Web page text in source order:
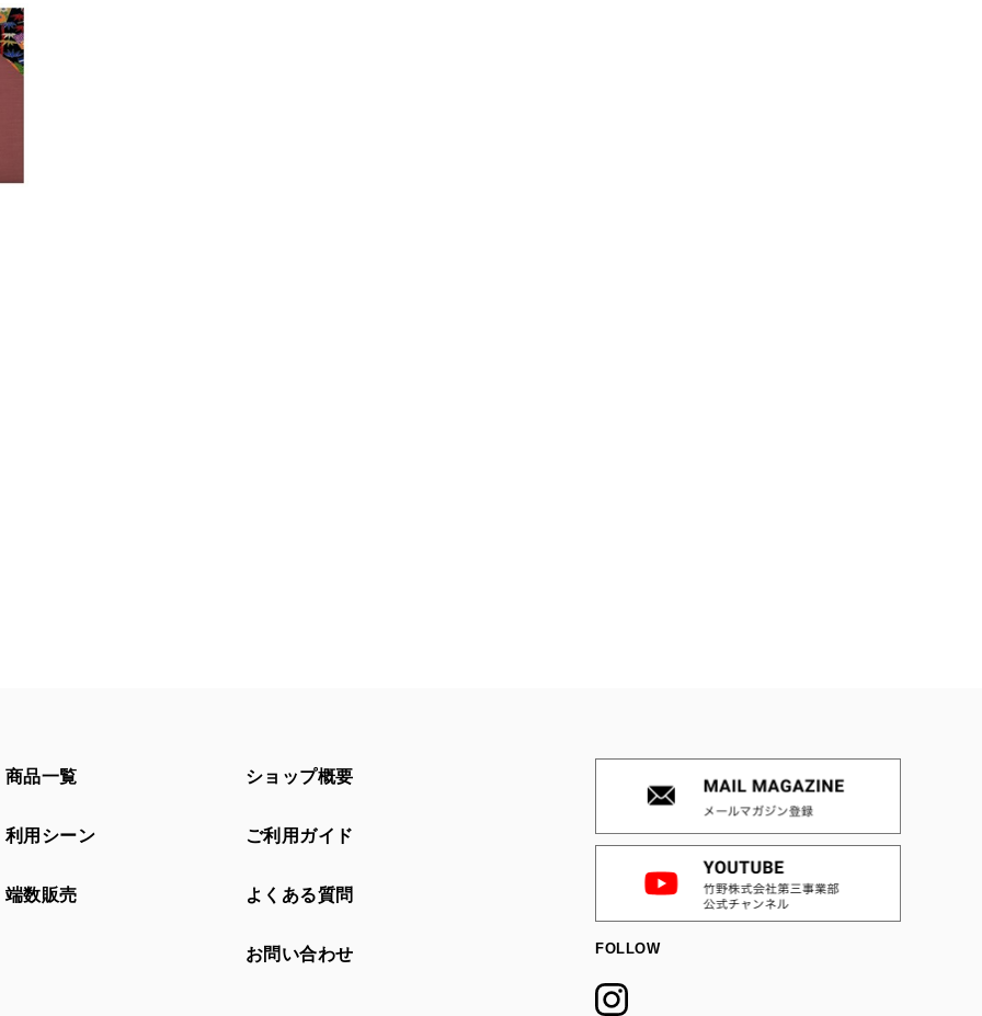
商品一覧
利用シーン
端数販売
ショップ概要
ご利用ガイド
よくある質問
お問い合わせ FOLLOW